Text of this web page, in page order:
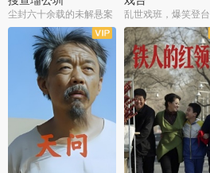
尘封六十余载的未解悬案 乱世戏班，爆笑登台